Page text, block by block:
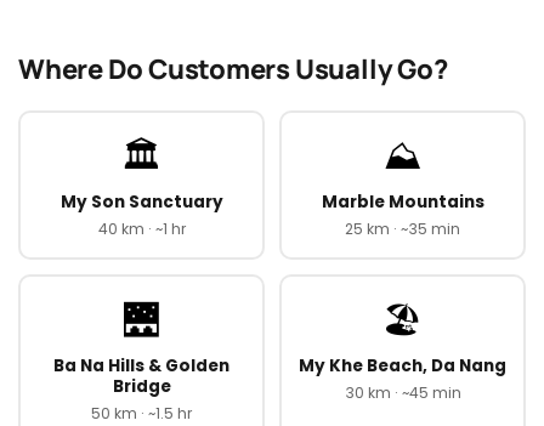
Where Do Customers Usually Go?
🏛️
My Son Sanctuary
40 km · ~1 hr
⛰️
Marble Mountains
25 km · ~35 min
🌉
Ba Na Hills & Golden
Bridge
50 km · ~1.5 hr
🏖️
My Khe Beach, Da Nang
30 km · ~45 min